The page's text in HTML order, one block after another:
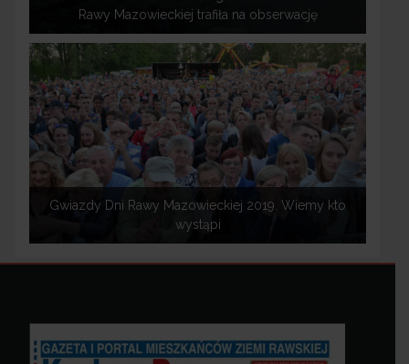
Rawy Mazowieckiej trafiła na obserwację
Gwiazdy Dni Rawy Mazowieckiej 2019. Wiemy kto
wystąpi